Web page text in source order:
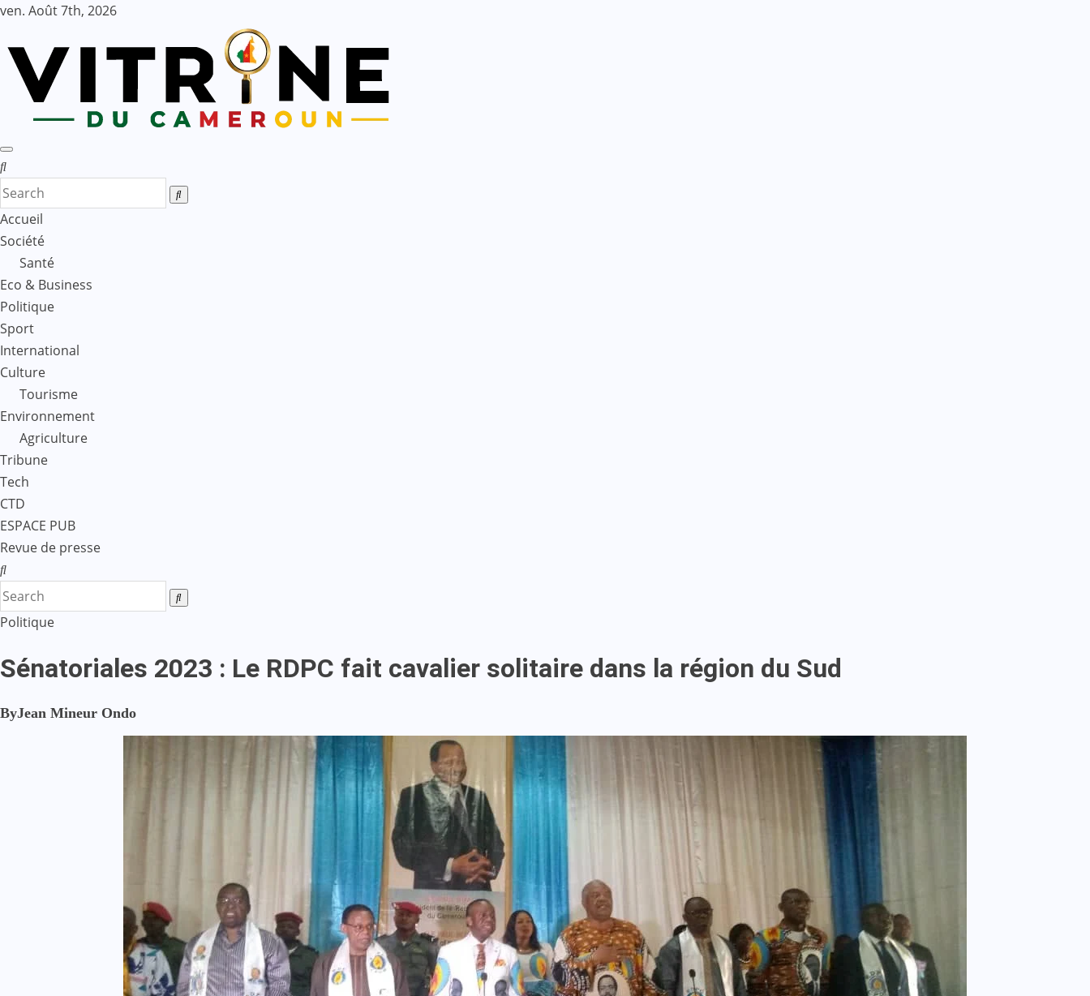
Skip
content
ven. Août 7th, 2026
Accueil
Société
Santé
Eco & Business
Politique
Sport
International
Culture
Tourisme
Environnement
Agriculture
Tribune
Tech
CTD
ESPACE PUB
Revue de presse
Politique
Sénatoriales 2023 : Le RDPC fait cavalier solitaire dans la région du Sud
ByJean Mineur Ondo